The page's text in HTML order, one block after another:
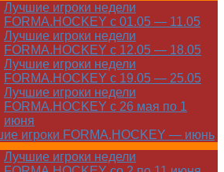
Лучшие игроки недели
FORMA.HOCKEY с 01.05 — 11.05
Лучшие игроки недели
FORMA.HOCKEY с 12.05 — 18.05
Лучшие игроки недели
FORMA.HOCKEY с 19.05 — 25.05
Лучшие игроки недели
FORMA.HOCKEY с 26 мая по 1
июня
игроки FORMA.HOCKEY — июнь
Лучшие игроки недели